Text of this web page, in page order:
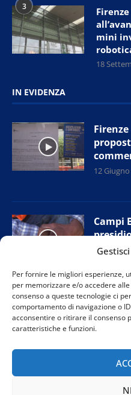
Per fornire le migliori esperienze,
per memorizzare e/o accedere
consenso a queste tecnologie ci
comportamento di navigazione o
acconsentire o ritirare il consenso
caratteristiche e funzioni.
3
mini
18
IN EVIDENZA
12
Campi
di
Prato -